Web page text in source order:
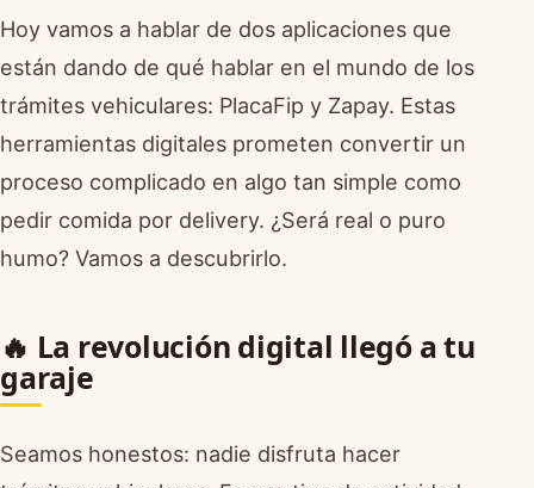
Hoy vamos a hablar de dos aplicaciones que
están dando de qué hablar en el mundo de los
trámites vehiculares: PlacaFip y Zapay. Estas
herramientas digitales prometen convertir un
proceso complicado en algo tan simple como
pedir comida por delivery. ¿Será real o puro
humo? Vamos a descubrirlo.
🔥 La revolución digital llegó a tu
garaje
Seamos honestos: nadie disfruta hacer